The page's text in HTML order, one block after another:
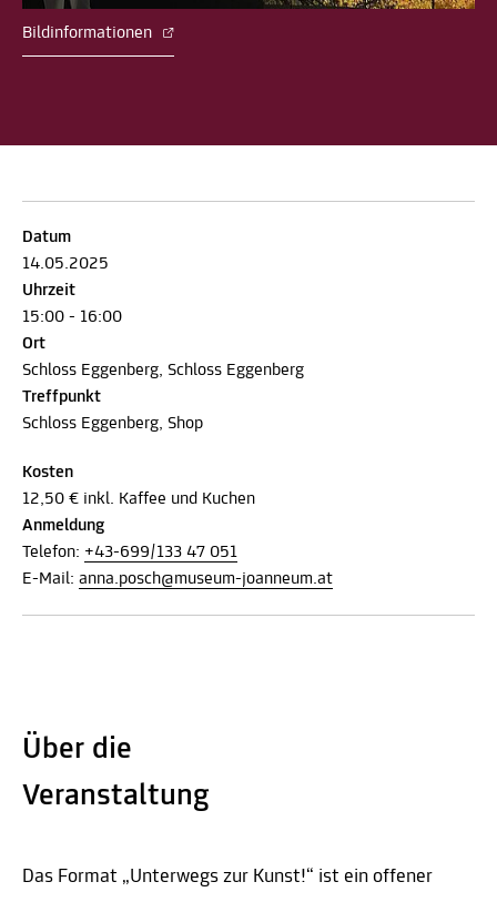
Bildinformationen
Datum
14.05.2025
Uhrzeit
15:00 - 16:00
Ort
Schloss Eggenberg, Schloss Eggenberg
Treffpunkt
Schloss Eggenberg, Shop
Kosten
12,50 € inkl. Kaffee und Kuchen
Anmeldung
Telefon: +43-699/133 47 051
E-Mail: anna.posch@museum-joanneum.at
Über die
Veranstaltung
Das Format „Unterwegs zur Kunst!“ ist ein offener